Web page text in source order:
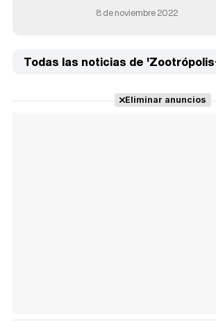
8 de noviembre 2022
Todas las noticias de
Eliminar anuncios